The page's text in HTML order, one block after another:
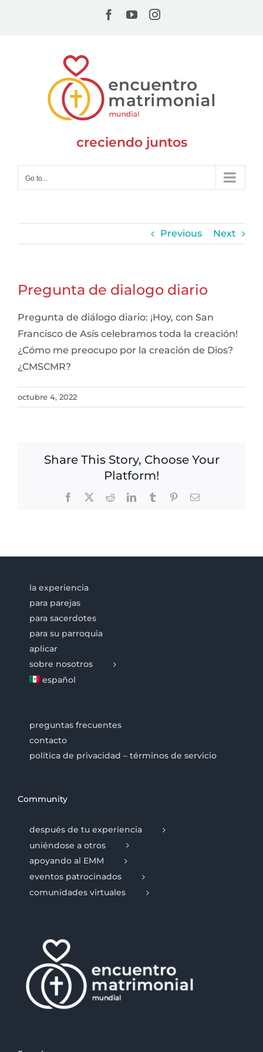
Facebook
YouTubeInstagram
creciendo juntos
Go to...
Previous Next
Pregunta de dialogo diario
Pregunta de diálogo diario: ¡Hoy, con San
Francisco de Asís celebramos toda la creación!
¿Cómo me preocupo por la creación de Dios?
¿CMSCMR?
octubre 4, 2022
Share This Story, Choose Your
Platform!
Facebook RedditLinkedInTumblr PinterestEmail
la experiencia
para parejas
para sacerdotes
para su parroquia
aplicar
sobre nosotros
español
preguntas frecuentes
contacto
política de privacidad – términos de servicio
Community
después de tu experiencia
uniéndose a otros
apoyando al EMM
eventos patrocinados
comunidades virtuales